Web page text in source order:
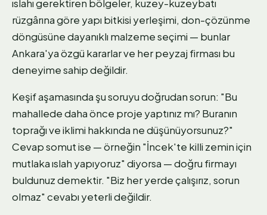
ıslahı gerektiren bölgeler, kuzey-kuzeybatı
rüzgârına göre yapı bitkisi yerleşimi, don-çözünme
döngüsüne dayanıklı malzeme seçimi — bunlar
Ankara'ya özgü kararlar ve her peyzaj firması bu
deneyime sahip değildir.
Keşif aşamasında şu soruyu doğrudan sorun: "Bu
mahallede daha önce proje yaptınız mı? Buranın
toprağı ve iklimi hakkında ne düşünüyorsunuz?"
Cevap somut ise — örneğin "İncek'te killi zemin için
mutlaka ıslah yapıyoruz" diyorsa — doğru firmayı
buldunuz demektir. "Biz her yerde çalışırız, sorun
olmaz" cevabı yeterli değildir.